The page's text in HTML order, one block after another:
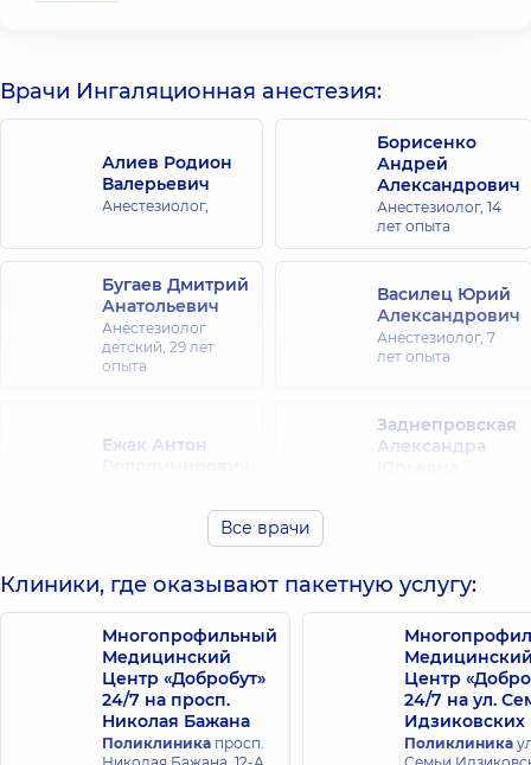
Врачи Ингаляционная анестезия:
Алиев Родион
Валерьевич
Анестезиолог,
Борисенко
Андрей
Александрович
Анестезиолог, 14
лет опыта
Бугаев Дмитрий
Анатольевич
Анестезиолог
детский, 29 лет
опыта
Василец Юрий
Александрович
Анестезиолог, 7
лет опыта
Ежак Антон
21 лет
Заднепровская
Александра
Евгений
Игоревич
Анестезиолог;
Алголог,9 лет
опыта
Иц Юлия
Казимировна
Анестезиолог,
Все врачи
Клиники, где оказывают пакетную услугу:
Многопрофильный
Медицинский
Центр «Добробут»
24/7 на просп.
Николая Бажана
Поликлиника просп.
Центр
24/7 на ул.
Идзиковских
Поликлиника